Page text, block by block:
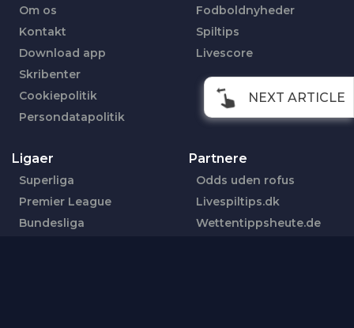
NEXT ARTICLE
Om os
Kontakt
Download app
Skribenter
Cookiepolitik
Persondatapolitik
Fodboldnyheder
Spiltips
Livescore
Ligaer
Superliga
Premier League
Bundesliga
Partnere
Odds uden rofus
Livespiltips.dk
Wettentippsheute.de